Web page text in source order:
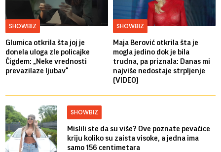
SHOWBIZ
Glumica otkrila šta joj je
donela uloga zle policajke
Čigdem: „Neke vrednosti
prevazilaze ljubav“
SHOWBIZ
Maja Berović otkrila šta je
mogla jedino dok je bila
trudna, pa priznala: Danas mi
najviše nedostaje strpljenje
(VIDEO)
SHOWBIZ
Mislili ste da su više? Ove poznate pevačice
kriju koliko su zaista visoke, a jedna ima
samo 156 centimetara